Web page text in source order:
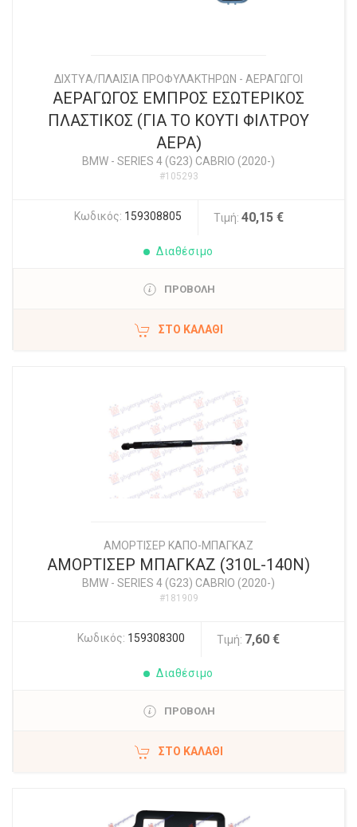
ΔΙΧΤYΑ/ΠΛΑΙΣΙΑ ΠΡΟΦΥΛΑΚΤΗΡΩΝ - ΑΕΡΑΓΩΓΟΙ
ΑΕΡΑΓΩΓΟΣ ΕΜΠΡΟΣ ΕΣΩΤΕΡΙΚΟΣ
ΠΛΑΣΤΙΚΟΣ (ΓΙΑ ΤΟ ΚΟΥΤΙ ΦΙΛΤΡΟΥ
ΑΕΡΑ)
BMW - SERIES 4 (G23) CABRIO (2020-)
#105293
Κωδικός: 159308805 Τιμή: 40,15 €
Διαθέσιμο
ΠΡΟΒΟΛΗ
ΣΤΟ ΚΑΛΆΘΙ
ΑΜΟΡΤΙΣΕΡ ΚΑΠΟ-ΜΠΑΓΚΑΖ
ΑΜΟΡΤΙΣΕΡ ΜΠΑΓΚΑΖ (310L-140N)
BMW - SERIES 4 (G23) CABRIO (2020-)
#181909
Κωδικός: 159308300 Τιμή: 7,60 €
Διαθέσιμο
ΠΡΟΒΟΛΗ
ΣΤΟ ΚΑΛΆΘΙ